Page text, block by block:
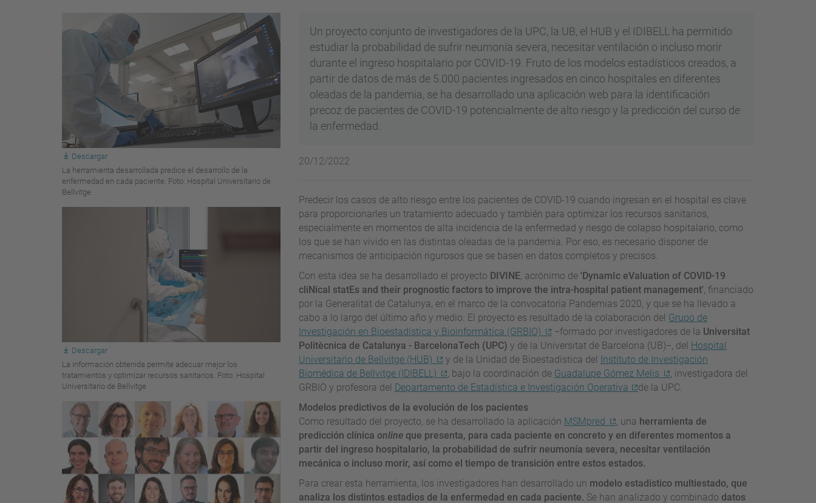
Descargar
La herramienta desarrollada predice el desarrollo de la
enfermedad en cada paciente. Foto: Hospital Universitario de
Bellvitge
Descargar
La información obtenida permite adecuar mejor los
tratamientos y optimizar recursos sanitarios. Foto: Hospital
Universitario de Bellvitge
Un proyecto conjunto de investigadores de la UPC, la UB, el HUB y el IDIBELL ha permitido
estudiar la probabilidad de sufrir neumonía severa, necesitar ventilación o incluso morir
durante el ingreso hospitalario por COVID-19. Fruto de los modelos estadísticos creados, a
partir de datos de más de 5.000 pacientes ingresados en cinco hospitales en diferentes
oleadas de la pandemia, se ha desarrollado una aplicación web para la identificación
precoz de pacientes de COVID-19 potencialmente de alto riesgo y la predicción del curso de
la enfermedad.
20/12/2022
Predecir los casos de alto riesgo entre los pacientes de COVID-19 cuando ingresan en el hospital es clave
para proporcionarles un tratamiento adecuado y también para optimizar los recursos sanitarios,
especialmente en momentos de alta incidencia de la enfermedad y riesgo de colapso hospitalario, como
los que se han vivido en las distintas oleadas de la pandemia. Por eso, es necesario disponer de
mecanismos de anticipación rigurosos que se basen en datos completos y precisos.
Con esta idea se ha desarrollado el proyecto DIVINE, acrónimo de 'DynamIc eValuation of COVID-19
cliNical statEs and their prognostic factors to improve the intra-hospital patient management', financiado
por la Generalitat de Catalunya, en el marco de la convocatoria Pandemias 2020, y que se ha llevado a
cabo a lo largo del último año y medio. El proyecto es resultado de la colaboración del Grupo de
Investigación en Bioestadística y Bioinformática (GRBIO)
−formado por investigadores de la Universitat
Politècnica de Catalunya - BarcelonaTech (UPC) y de la Universitat de Barcelona (UB)−, del Hospital
Universitario de Bellvitge (HUB)
y de la Unidad de Bioestadística del
Instituto de Investigación
Biomédica de Bellvitge (IDIBELL)
, bajo la coordinación de Guadalupe Gómez Melis
, investigadora del
GRBIO y profesora del Departamento de Estadística e Investigación Operativa
de la UPC.
Modelos predictivos de la evolución de los pacientes
Como resultado del proyecto, se ha desarrollado la aplicación MSMpred , una herramienta de
predicción clínica onlineque presenta, para cada paciente en concreto y en diferentes momentos a
partir del ingreso hospitalario, la probabilidad de sufrir neumonía severa, necesitar ventilación
mecánica o incluso morir, así como el tiempo de transición entre estos estados.
Para crear esta herramienta, los investigadores han desarrollado un modelo estadístico multiestado, que
analiza los distintos estadios de la enfermedad en cada paciente. Se han analizado y combinado datos